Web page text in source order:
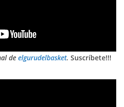
de elgurudelbasket. Suscríbete!!!